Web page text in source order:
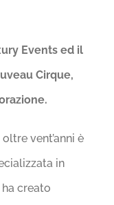
Events ed il
Cirque,
vent’anni è
in
creato